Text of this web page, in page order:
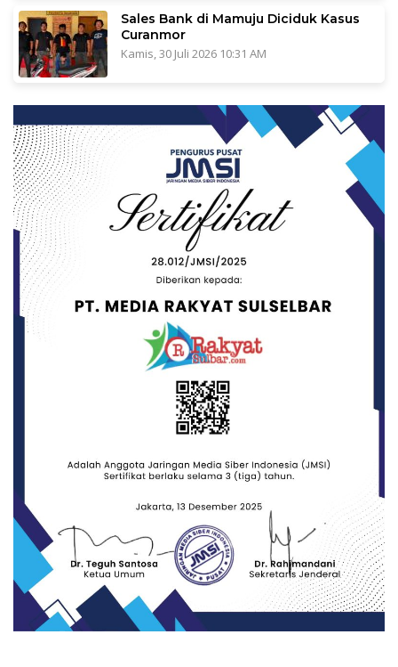
Sales Bank di Mamuju Diciduk Kasus
Curanmor
Kamis, 30 Juli 2026 10:31 AM